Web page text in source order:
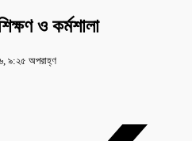
ও কর্মশালা
৯:২৫ অপরাহ্ণ